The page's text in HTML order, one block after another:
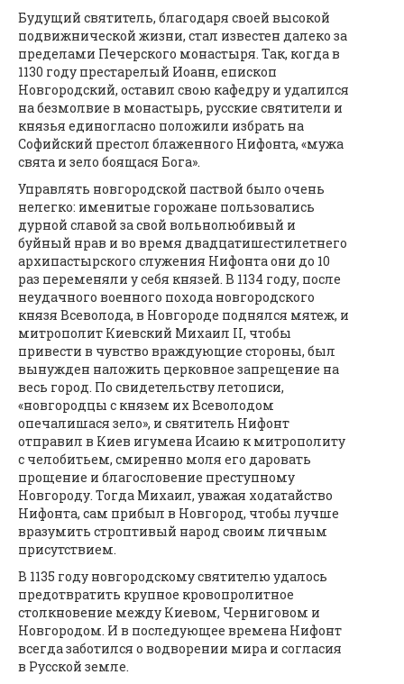
Будущий святитель, благодаря своей высокой
подвижнической жизни, стал известен далеко за
пределами Печерского монастыря. Так, когда в
1130 году престарелый Иоанн, епископ
Новгородский, оставил свою кафедру и удалился
на безмолвие в монастырь, русские святители и
князья единогласно положили избрать на
Софийский престол блаженного Нифонта, «мужа
свята и зело боящася Бога».
Управлять новгородской паствой было очень
нелегко: именитые горожане пользовались
дурной славой за свой вольнолюбивый и
буйный нрав и во время двадцатишестилетнего
архипастырского служения Нифонта они до 10
раз переменяли у себя князей. В 1134 году, после
неудачного военного похода новгородского
князя Всеволода, в Новгороде поднялся мятеж, и
митрополит Киевский Михаил II, чтобы
привести в чувство враждующие стороны, был
вынужден наложить церковное запрещение на
весь город. По свидетельству летописи,
«новгородцы с князем их Всеволодом
опечалишася зело», и святитель Нифонт
отправил в Киев игумена Исаию к митрополиту
с челобитьем, смиренно моля его даровать
прощение и благословение преступному
Новгороду. Тогда Михаил, уважая ходатайство
Нифонта, сам прибыл в Новгород, чтобы лучше
вразумить строптивый народ своим личным
присутствием.
В 1135 году новгородскому святителю удалось
предотвратить крупное кровопролитное
столкновение между Киевом, Черниговом и
Новгородом. И в последующее времена Нифонт
всегда заботился о водворении мира и согласия
в Русской земле.